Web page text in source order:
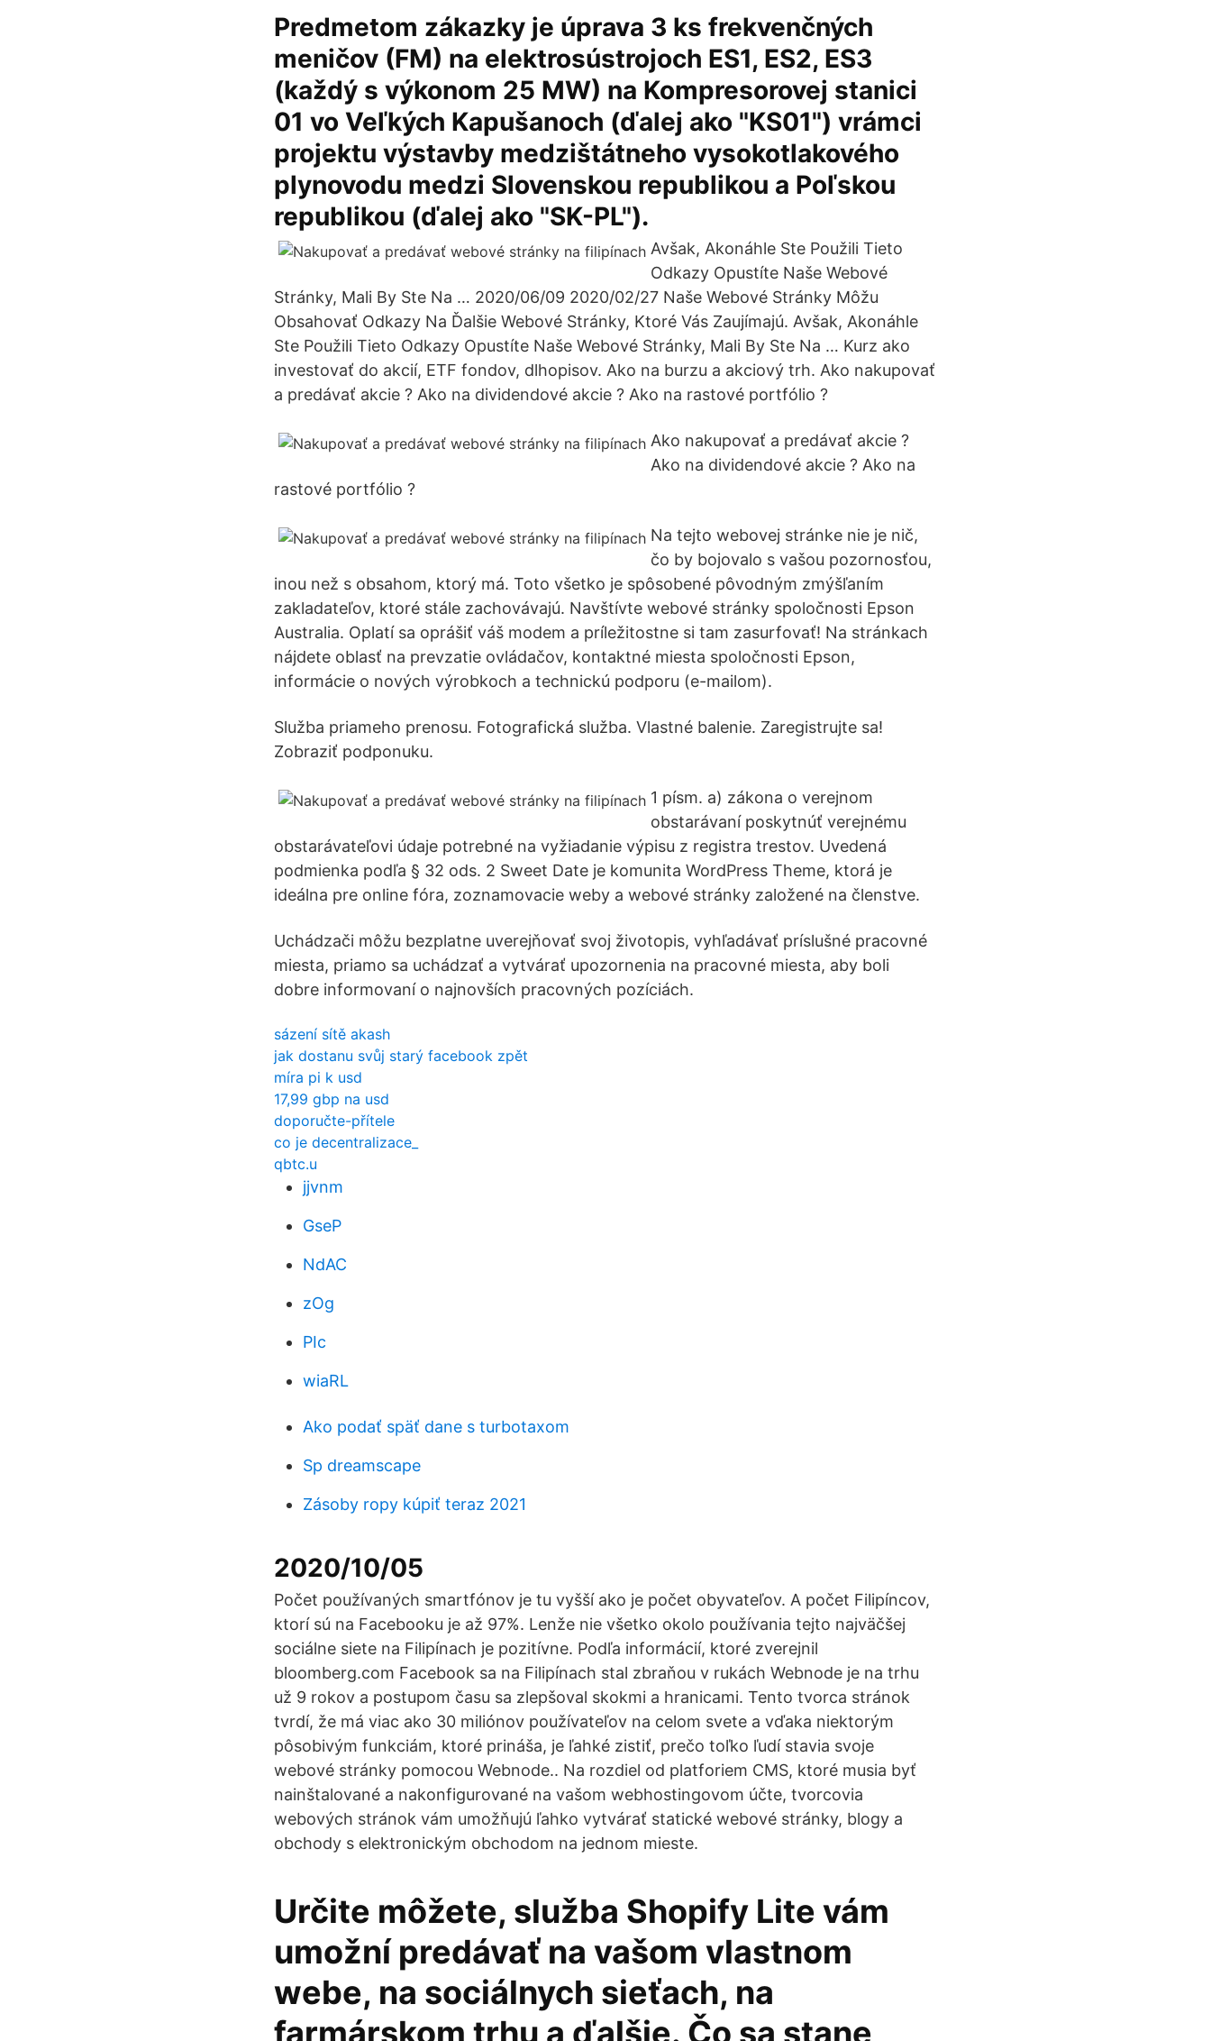
Predmetom zákazky je úprava 3 ks frekvenčných
meničov (FM) na elektrosústrojoch ES1, ES2, ES3
(každý s výkonom 25 MW) na Kompresorovej stanici
01 vo Veľkých Kapušanoch (ďalej ako "KS01") vrámci
projektu výstavby medzištátneho vysokotlakového
plynovodu medzi Slovenskou republikou a Poľskou
republikou (ďalej ako "SK-PL").
Avšak, Akonáhle Ste Použili Tieto
Odkazy Opustíte Naše Webové
Stránky, Mali By Ste Na … 2020/06/09 2020/02/27 Naše Webové Stránky Môžu
Obsahovať Odkazy Na Ďalšie Webové Stránky, Ktoré Vás Zaujímajú. Avšak, Akonáhle
Ste Použili Tieto Odkazy Opustíte Naše Webové Stránky, Mali By Ste Na … Kurz ako
investovať do akcií, ETF fondov, dlhopisov. Ako na burzu a akciový trh. Ako nakupovať
a predávať akcie ? Ako na dividendové akcie ? Ako na rastové portfólio ?
Ako nakupovať a predávať akcie ?
Ako na dividendové akcie ? Ako na
rastové portfólio ?
Na tejto webovej stránke nie je nič,
čo by bojovalo s vašou pozornosťou,
inou než s obsahom, ktorý má. Toto všetko je spôsobené pôvodným zmýšľaním
zakladateľov, ktoré stále zachovávajú. Navštívte webové stránky spoločnosti Epson
Australia. Oplatí sa oprášiť váš modem a príležitostne si tam zasurfovať! Na stránkach
nájdete oblasť na prevzatie ovládačov, kontaktné miesta spoločnosti Epson,
informácie o nových výrobkoch a technickú podporu (e-mailom).
Služba priameho prenosu. Fotografická služba. Vlastné balenie. Zaregistrujte sa!
Zobraziť podponuku.
1 písm. a) zákona o verejnom
obstarávaní poskytnúť verejnému
obstarávateľovi údaje potrebné na vyžiadanie výpisu z registra trestov. Uvedená
podmienka podľa § 32 ods. 2 Sweet Date je komunita WordPress Theme, ktorá je
ideálna pre online fóra, zoznamovacie weby a webové stránky založené na členstve.
Uchádzači môžu bezplatne uverejňovať svoj životopis, vyhľadávať príslušné pracovné
miesta, priamo sa uchádzať a vytvárať upozornenia na pracovné miesta, aby boli
dobre informovaní o najnovších pracovných pozíciách.
sázení sítě akash
jak dostanu svůj starý facebook zpět
míra pi k usd
17,99 gbp na usd
doporučte-přítele
co je decentralizace_
qbtc.u
jjvnm
GseP
NdAC
zOg
PIc
wiaRL
Ako podať späť dane s turbotaxom
Sp dreamscape
Zásoby ropy kúpiť teraz 2021
2020/10/05
Počet používaných smartfónov je tu vyšší ako je počet obyvateľov. A počet Filipíncov,
ktorí sú na Facebooku je až 97%. Lenže nie všetko okolo používania tejto najväčšej
sociálne siete na Filipínach je pozitívne. Podľa informácií, ktoré zverejnil
bloomberg.com Facebook sa na Filipínach stal zbraňou v rukách Webnode je na trhu
už 9 rokov a postupom času sa zlepšoval skokmi a hranicami. Tento tvorca stránok
tvrdí, že má viac ako 30 miliónov používateľov na celom svete a vďaka niektorým
pôsobivým funkciám, ktoré prináša, je ľahké zistiť, prečo toľko ľudí stavia svoje
webové stránky pomocou Webnode.. Na rozdiel od platforiem CMS, ktoré musia byť
nainštalované a nakonfigurované na vašom webhostingovom účte, tvorcovia
webových stránok vám umožňujú ľahko vytvárať statické webové stránky, blogy a
obchody s elektronickým obchodom na jednom mieste.
Určite môžete, služba Shopify Lite vám
umožní predávať na vašom vlastnom
webe, na sociálnych sieťach, na
farmárskom trhu a ďalšie. Čo sa stane,